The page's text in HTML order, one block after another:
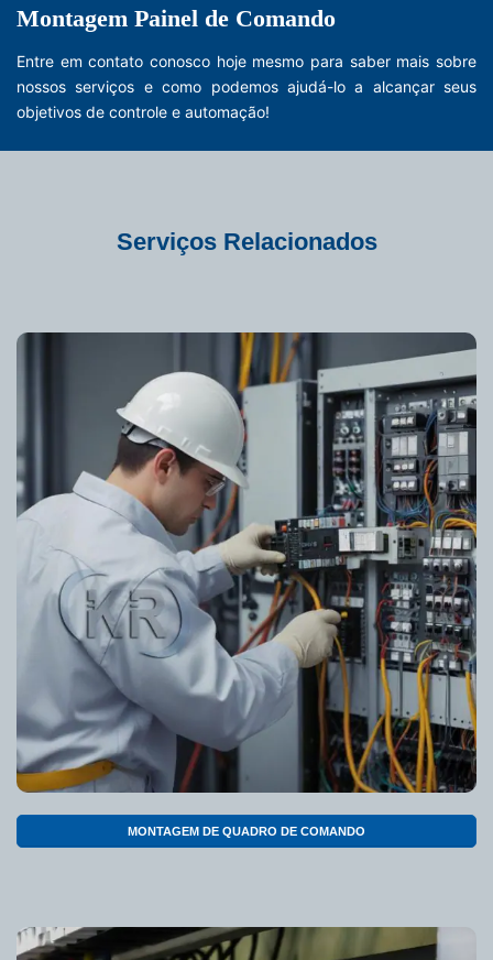
Montagem Painel de Comando
Entre em contato conosco hoje mesmo para saber mais sobre
nossos serviços e como podemos ajudá-lo a alcançar seus
objetivos de controle e automação!
Serviços Relacionados
MONTAGEM DE QUADRO DE COMANDO